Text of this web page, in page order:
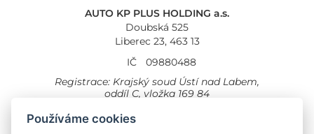
AUTO KP PLUS HOLDING a.s.
Doubská 525
Liberec 23, 463 13
IČ
09880488
Registrace: Krajský soud Ústí nad Labem,
oddíl C, vložka 169 84
Cookies Všeobecné obchodní podmínky
Používáme cookies